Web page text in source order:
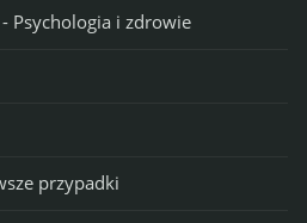
Psychologia i zdrowie
przypadki